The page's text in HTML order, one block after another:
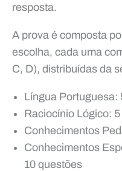
resposta.
A prova é composta
escolha, cada uma
C, D), distribuídas da
Língua Portuguesa:
Raciocínio Lógico:
Conhecimentos
Conhecimentos
10 questões